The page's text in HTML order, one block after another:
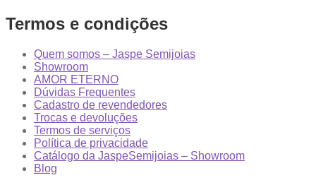
Termos e condições
Quem somos – Jaspe Semijoias
Showroom
AMOR ETERNO
Dúvidas Frequentes
Cadastro de revendedores
Trocas e devoluções
Termos de serviços
Política de privacidade
Catálogo da JaspeSemijoias – Showroom
Blog